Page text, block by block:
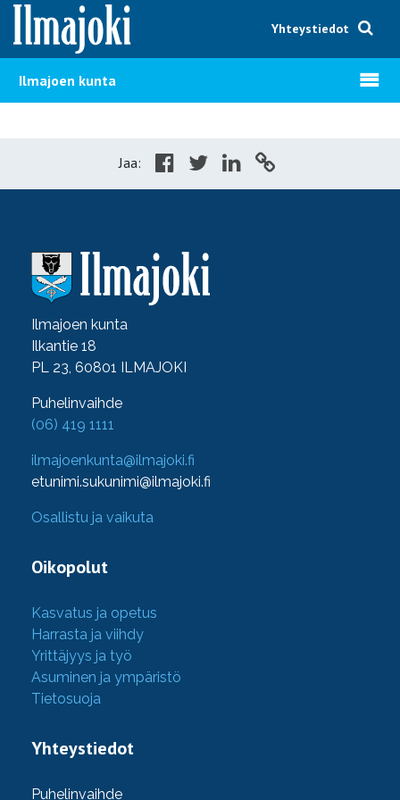
Hyppää sisältöön
Yhteystiedot
Ilmajoen kunta Avaa
Jaa:
Ilmajoen kunta
Ilkantie 18
PL 23, 60801 ILMAJOKI
Puhelinvaihde
(06) 419 1111
ilmajoenkunta@ilmajoki.fi
etunimi.sukunimi@ilmajoki.fi
Osallistu ja vaikuta
Oikopolut
Kasvatus ja opetus
Harrasta ja viihdy
Yrittäjyys ja työ
Asuminen ja ympäristö
Tietosuoja
Yhteystiedot
Puhelinvaihde